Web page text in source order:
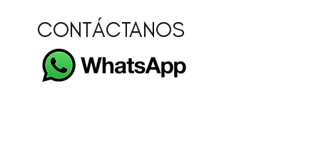
CONTÁCTANOS